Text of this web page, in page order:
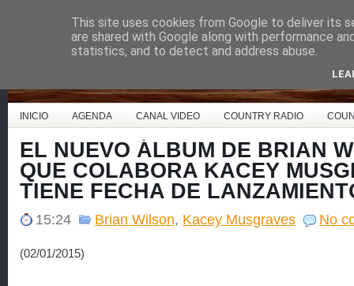
Country Music España
INICIO AGENDA CANAL VIDEO COUNTRY RADIO
EL NUEVO ÁLBUM DE BRIAN
QUE COLABORA KACEY
TIENE FECHA DE
15:24 Brian Wilson, Kacey Musgraves No
(02/01/2015)
This site uses cookies from Google to deliver its
are shared with Google along with performance
statistics, and to detect and address abuse.